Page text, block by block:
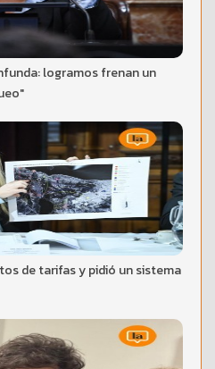
logramos frenan un
de tarifas y pidió un sistema